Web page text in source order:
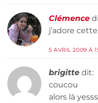
Clémence
j’adore
5 AVRIL 2009 À
brigitte dit:
coucou
alors là